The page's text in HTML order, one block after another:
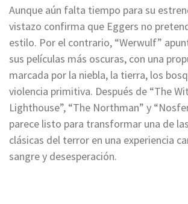
Aunque aún falta tiempo para su
vistazo confirma que Eggers no
estilo. Por el contrario, “Werwulf”
sus películas más oscuras, con una
marcada por la niebla, la tierra, los
violencia primitiva. Después de “The
Lighthouse”, “The Northman” y
parece listo para transformar una de
clásicas del terror en una experiencia
sangre y desesperación.